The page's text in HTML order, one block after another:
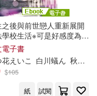
杜信彰
後與前世戀人重新展開
學校生活※可是好感度為0
子書)
電子書
えいこ
白川蟻ん 秋鹿ユ
$105
紙
試閱